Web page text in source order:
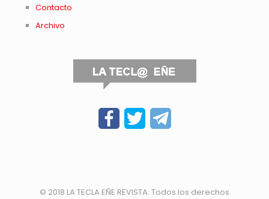
Contacto
Archivo
© 2018 LA TECLA EÑE REVISTA. Todos los derechos